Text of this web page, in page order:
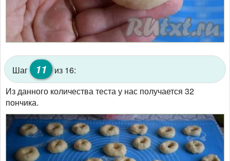
Шаг 11 из 16:
Из данного количества теста у нас получается 32
пончика.